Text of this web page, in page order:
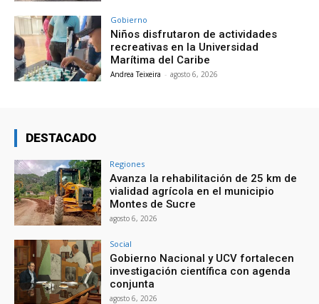
Gobierno
Niños disfrutaron de actividades
recreativas en la Universidad
Marítima del Caribe
Andrea Teixeira - agosto 6, 2026
DESTACADO
Regiones
Avanza la rehabilitación de 25 km de
vialidad agrícola en el municipio
Montes de Sucre
agosto 6, 2026
Social
Gobierno Nacional y UCV fortalecen
investigación científica con agenda
conjunta
agosto 6, 2026